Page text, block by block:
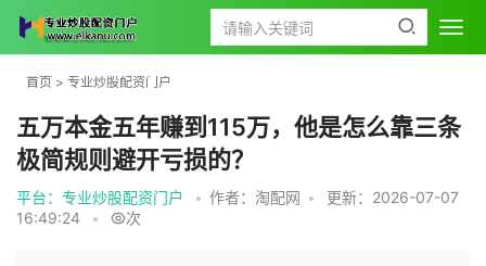
首页 > 专业炒股配资门户
五万本金五年赚到115万，他是怎么靠三条
极简规则避开亏损的？
平台：专业炒股配资门户 • 作者：淘配网 •
更新：2026-07-07
16:49:24
• 次